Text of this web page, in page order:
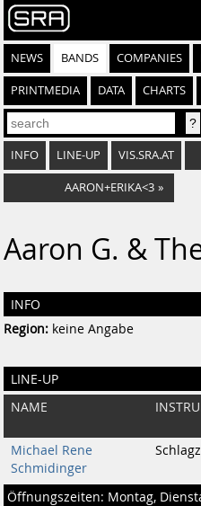
NEWS BANDS COMPANIES
PRINTMEDIA DATA CHARTS
INFO LINE-UP VIS.SRA.AT
AARON+ERIKA<3 »
Aaron G. &
INFO
Region: keine Angabe
LINE-UP
NAME
Michael Rene
Schmidinger
Öffnungszeiten: Montag,